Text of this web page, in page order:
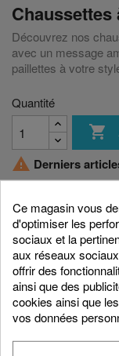
Découvrez nos
avec un message
paillettes à votre
Quantité

 Derniers
Partager
Description
Ajoutez une
style avec nos
Ce magasin vous
d'optimiser les
sociaux et la
aux réseaux
offrir des
ainsi que des
cookies ainsi que
vos données